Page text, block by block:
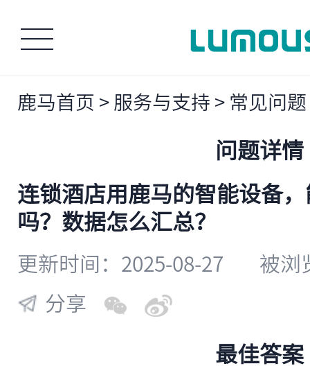
鹿马首页 > 服务与支持 > 常见问题
问题详情
连锁酒店用鹿马的智能设备
吗？数据怎么汇总？
更新时间：2025-08-27
被浏
分享
最佳答案